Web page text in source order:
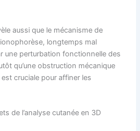
aussi que le mécanisme de
longtemps mal
une perturbation fonctionnelle des
qu’une obstruction mécanique
cruciale pour affiner les
de l’analyse cutanée en 3D